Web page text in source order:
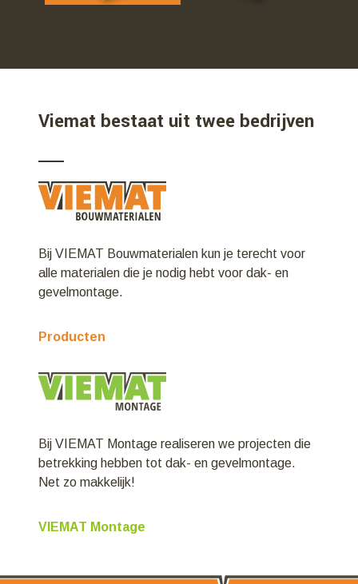
Viemat bestaat uit twee bedrijven
Bij VIEMAT Bouwmaterialen kun je terecht voor
alle materialen die je nodig hebt voor dak- en
gevelmontage.
Producten
Bij VIEMAT Montage realiseren we projecten die
betrekking hebben tot dak- en gevelmontage.
Net zo makkelijk!
VIEMAT Montage